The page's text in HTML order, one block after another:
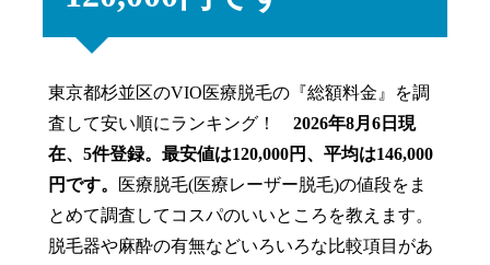
東京都杉並区のVIO医療脱毛の『総額料金』を調
査して安い順にランキング！ 2026年8月6日現
在、5件登録。最安値は120,000円、平均は146,000
円です。
医療脱毛(医療レーザー脱毛)の値段をま
とめて調査してコスパのいいところを教えます。
脱毛器や麻酔の有無などいろいろな比較項目があ